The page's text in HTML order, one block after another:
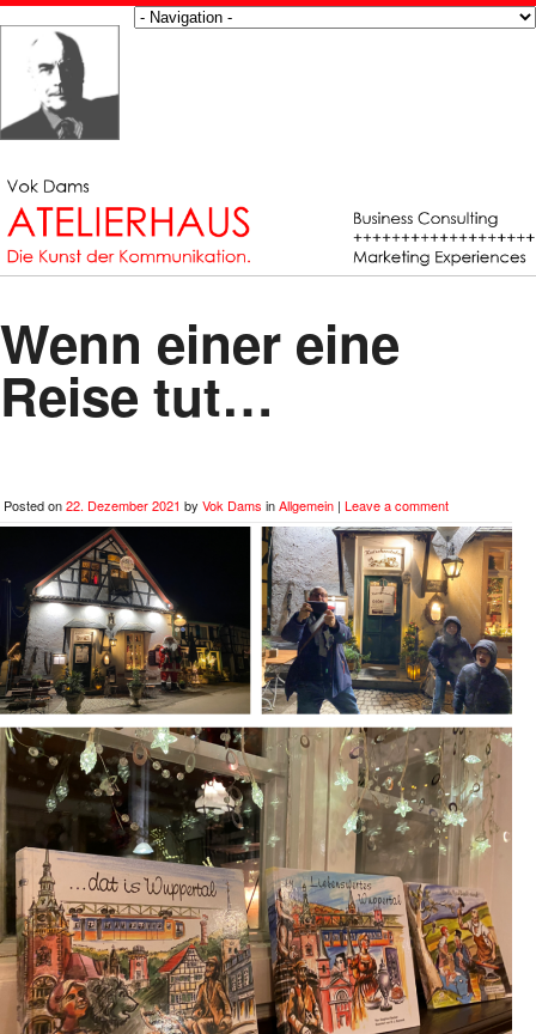
Wenn einer eine
Reise tut…
Posted on22. Dezember 2021 by Vok Dams inAllgemein | Leave a comment